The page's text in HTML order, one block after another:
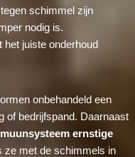
schimmel zijn
nodig is.
het juiste onderhoud
onbehandeld een
of bedrijfspand. Daarnaast
ernstige
ze met de schimmels in